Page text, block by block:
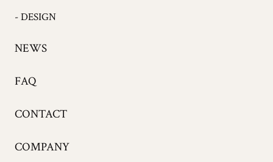
- DESIGN
NEWS
FAQ
CONTACT
COMPANY